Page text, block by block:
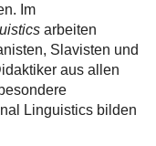
Im
arbeiten
Slavisten und
aus allen
Linguistics bilden